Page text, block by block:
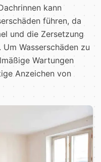
kann
führen, da
und die Zersetzung
Wasserschäden zu
Wartungen
Anzeichen von